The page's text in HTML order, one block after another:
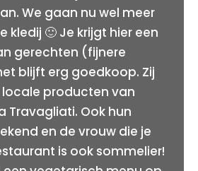
We gaan nu wel meer
🙂 Je krijgt hier een
gerechten (fijnere
blijft erg goedkoop. Zij
locale producten van
Travagliati. Ook hun
en de vrouw die je
is ook sommelier!